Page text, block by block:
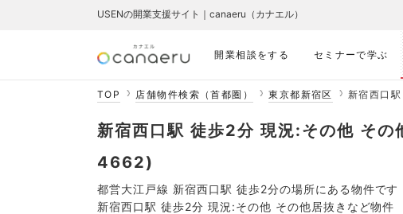
開業相談をする セミナーで学ぶ
USENの開業支援サイト｜canaeru（カナエル）
TOP 店舗物件検索（首都圏） 東京都新宿区 新宿西口
新宿西口駅 徒歩2分 現況:その他 そ
4662)
都営大江戸線 新宿西口駅 徒歩2分の場所にある物件です
新宿西口駅 徒歩2分 現況:その他 その他居抜きなど物件